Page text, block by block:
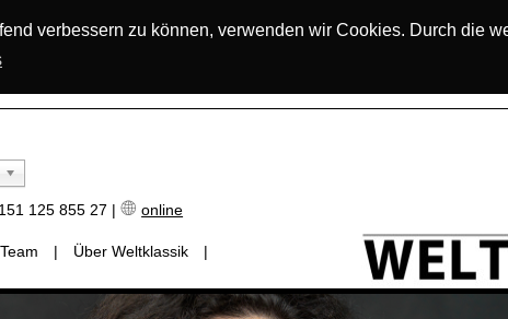
verbessern zu können, verwenden wir Cookies. Durch die
125 855 27 | online
Team | Über Weltklassik
|